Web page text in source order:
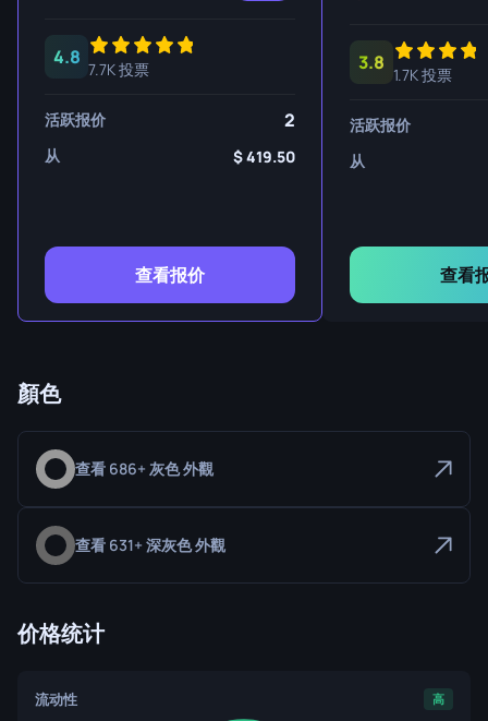
4.8
7.7K 投票
活跃报价 2
从 419.50
查看报价
3.8
1.7K 投票
活跃报价
从
查看
顏色
查看 686+ 灰色 外觀
查看 631+ 深灰色 外觀
价格统计
流动性 高